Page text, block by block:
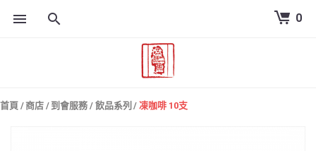
0
首頁 /商店 / 到會服務 / 飲品系列 / 凍咖啡 10支